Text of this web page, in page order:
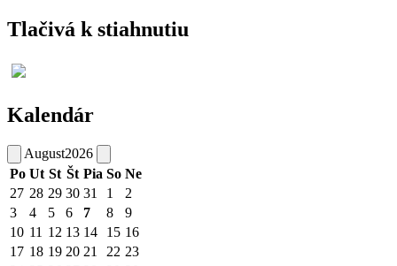
Tlačivá k stiahnutiu
Kalendár
August2026
Po Ut St Št Pia So Ne
27 28 29 30 31 1
2
3
4 5 6 7 8
9
10 11 12 13 14 15 16
17 18 19 20 21 22 23